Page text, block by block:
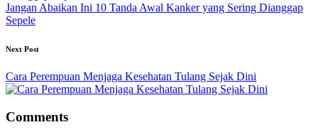
Jangan Abaikan Ini 10 Tanda Awal Kanker yang Sering Dianggap
Sepele
Next Post
Cara Perempuan Menjaga Kesehatan Tulang Sejak Dini
Comments